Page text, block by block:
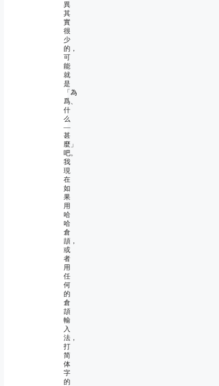
異
其
實
很
少
的，
可
能
就
是
「為
爲、
什
么
―
甚
麼」
吧。
我
現
在
如
果
用
哈
哈
倉
頡，
或
者
用
任
何
的
倉
頡
輸
入
法，
打
简
体
字
的